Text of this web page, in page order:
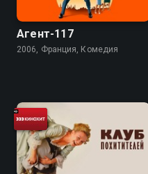
Агент-117
2006, Франция, Комедия